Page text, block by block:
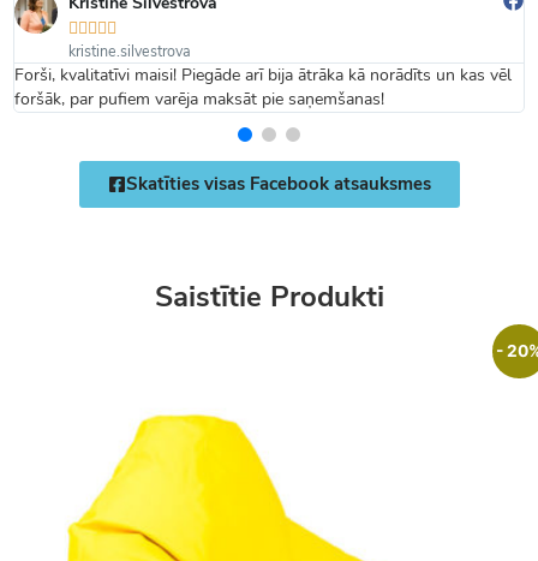
    
kristine.silvestrova
Forši, kvalitatīvi maisi! Piegāde arī bija ātrāka kā norādīts un kas vēl
foršāk, par pufiem varēja maksāt pie saņemšanas!
Skatīties visas Facebook atsauksmes
Saistītie Produkti
-